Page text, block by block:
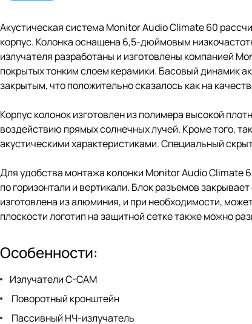
Акустическая система Monitor Audio Climate 60
корпус. Колонка оснащена 6,5-дюймовым
излучателя разработаны и изготовлены компанией
покрытых тонким слоем керамики. Басовый динамик
закрытым, что положительно сказалось как на
Корпус колонок изготовлен из полимера высокой
воздействию прямых солнечных лучей. Кроме того,
акустическими характеристиками. Специальный
Для удобства монтажа колонки Monitor Audio Climate
по горизонтали и вертикали. Блок разъемов
изготовлена из алюминия, и при необходимости,
плоскости логотип на защитной сетке также можно
Особенности:
Излучатели C-CAM
Поворотный кронштейн
Пассивный НЧ-излучатель